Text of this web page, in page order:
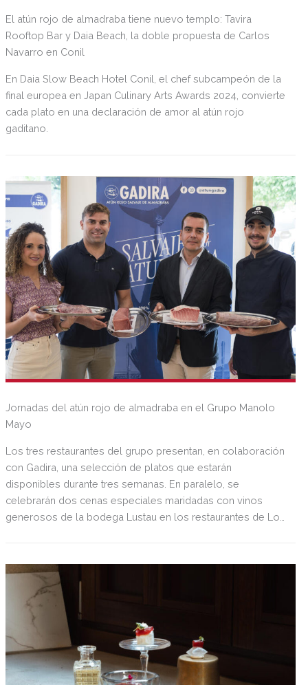
El atún rojo de almadraba tiene nuevo templo: Tavira
Rooftop Bar y Daia Beach, la doble propuesta de Carlos
Navarro en Conil
En Daia Slow Beach Hotel Conil, el chef subcampeón de la
final europea en Japan Culinary Arts Awards 2024, convierte
cada plato en una declaración de amor al atún rojo
gaditano.
Jornadas del atún rojo de almadraba en el Grupo Manolo
Mayo
Los tres restaurantes del grupo presentan, en colaboración
con Gadira, una selección de platos que estarán
disponibles durante tres semanas. En paralelo, se
celebrarán dos cenas especiales maridadas con vinos
generosos de la bodega Lustau en los restaurantes de Los